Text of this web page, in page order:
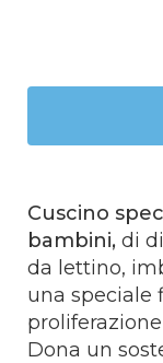
Cuscino
bambini, di
da lettino,
una speciale
Dona un